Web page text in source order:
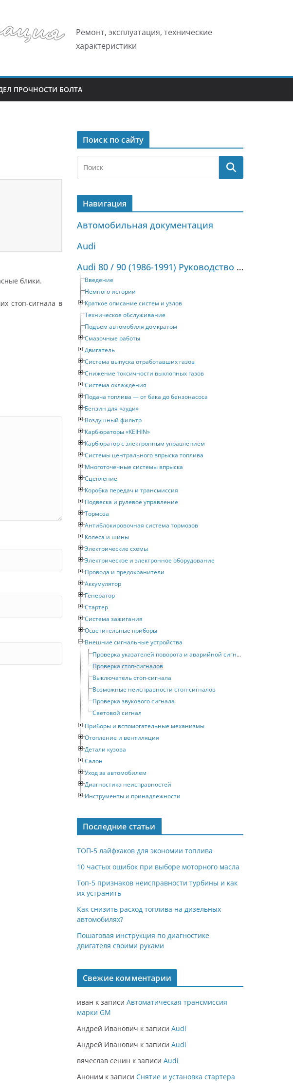
Ремонт, эксплуатация, технические
характеристики
ПРОЧНОСТИ БОЛТА
блики.
стоп-сигнала в
Поиск по сайту
Навигация
Автомобильная документация
Audi
Audi 80 / 90 (1986-1991) Руководство по ремонту и техническому обслуживанию
Введение
Немного истории
Краткое описание систем и узлов
Техническое обслуживание
Подъем автомобиля домкратом
Смазочные работы
Двигатель
Система выпуска отработавших газов
Снижение токсичности выхлопных газов
Система охлаждения
Подача топлива — от бака до бензонасоса
Бензин для «ауди»
Воздушный фильтр
Карбюраторы «KEIHIN»
Карбюратор с электронным управлением
Системы центрального впрыска топлива
Многоточечные системы впрыска
Сцепление
Коробка передач и трансмиссия
Подвеска и рулевое управление
Тормоза
Антиблокировочная система тормозов
Колеса и шины
Электрические схемы
Электрическое и электронное оборудование
Провода и предохранители
Аккумулятор
Генератор
Стартер
Система зажигания
Осветительные приборы
Внешние сигнальные устройства
Проверка указателей поворота и аварийной сигнализации
Проверка стоп-сигналов
Выключатель стоп-сигнала
Возможные неисправности стоп-сигналов
Проверка звукового сигнала
Световой сигнал
Приборы и вспомогательные механизмы
Отопление и вентиляция
Детали кузова
Салон
Уход за автомобилем
Диагностика неисправностей
Инструменты и принадлежности
Последние статьи
ТОП-5 лайфхаков для экономии топлива
10 частых ошибок при выборе моторного масла
Топ-5 признаков неисправности турбины и как
их устранить
Как снизить расход топлива на дизельных
автомобилях?
Пошаговая инструкция по диагностике
двигателя своими руками
Свежие комментарии
иван к записи Автоматическая трансмиссия
марки GM
Андрей Иванович к записи Audi
Андрей Иванович к записи Audi
вячеслав сенин к записи Audi
Аноним к записи Снятие и установка стартера